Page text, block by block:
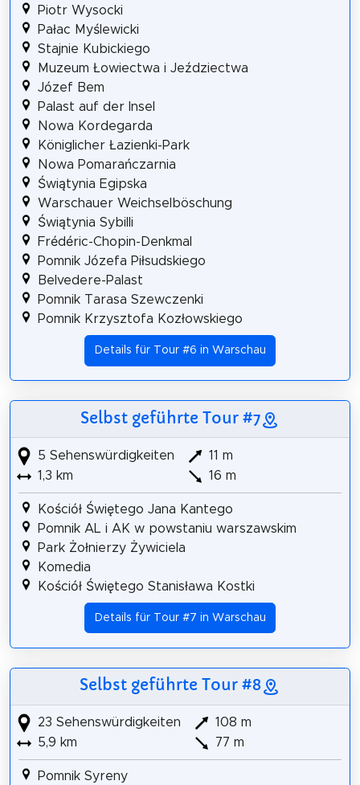
Piotr Wysocki
Pałac Myślewicki
Stajnie Kubickiego
Muzeum Łowiectwa i Jeździectwa
Józef Bem
Palast auf der Insel
Nowa Kordegarda
Königlicher Łazienki-Park
Nowa Pomarańczarnia
Świątynia Egipska
Warschauer Weichselböschung
Świątynia Sybilli
Frédéric-Chopin-Denkmal
Pomnik Józefa Piłsudskiego
Belvedere-Palast
Pomnik Tarasa Szewczenki
Pomnik Krzysztofa Kozłowskiego
Details für Tour #6 in Warschau
Selbst geführte Tour #7
5 Sehenswürdigkeiten
1,3 km
11 m
16 m
Kościół Świętego Jana Kantego
Pomnik AL i AK w powstaniu warszawskim
Park Żołnierzy Żywiciela
Komedia
Kościół Świętego Stanisława Kostki
Details für Tour #7 in Warschau
Selbst geführte Tour #8
23 Sehenswürdigkeiten
5,9 km
108 m
77 m
Pomnik Syreny